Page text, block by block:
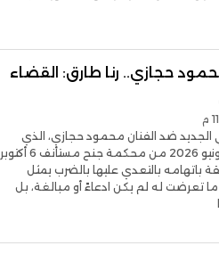
حجازي.. رنا طارق: القضاء
الجديد ضد الفنان محمود حجازي، الذي
صدر أمس الثلاثاء الموافق 23 يونيو 2026 من محكمة جنح مستأنف 6 أكتوبر
باتهامه بالتعدي عليها بالضرب يمثل
ما تعرضت له لم يكن ادعاءً أو مبالغة، بل